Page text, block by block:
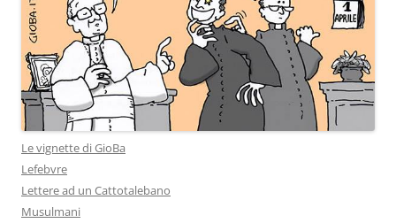
Le vignette di GioBa
Lefebvre
Lettere ad un Cattotalebano
Musulmani